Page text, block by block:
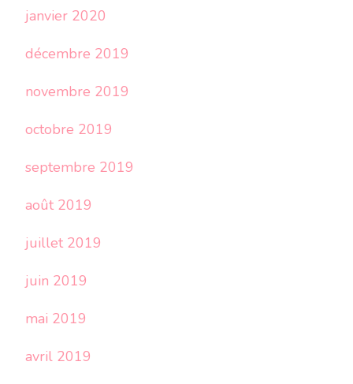
janvier 2020
décembre 2019
novembre 2019
octobre 2019
septembre 2019
août 2019
juillet 2019
juin 2019
mai 2019
avril 2019